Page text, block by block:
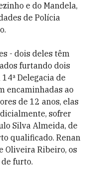
e do Mandela,
de Polícia
- dois deles têm
furtando dois
Delegacia de
encaminhadas ao
de 12 anos, elas
sofrer
Silva Almeida, de
qualificado. Renan
Oliveira Ribeiro, os
furto.